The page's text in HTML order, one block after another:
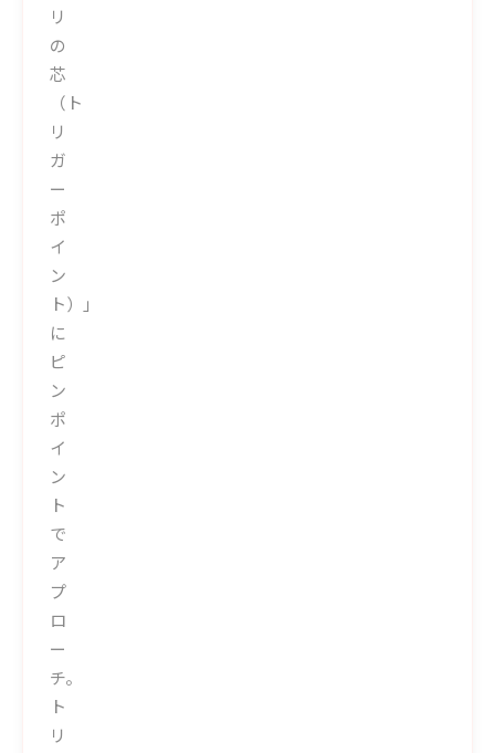
リ
の
芯
（ト
リ
ガ
ー
ポ
イ
ン
ト）」
に
ピ
ン
ポ
イ
ン
ト
で
ア
プ
ロ
ー
チ。
ト
リ